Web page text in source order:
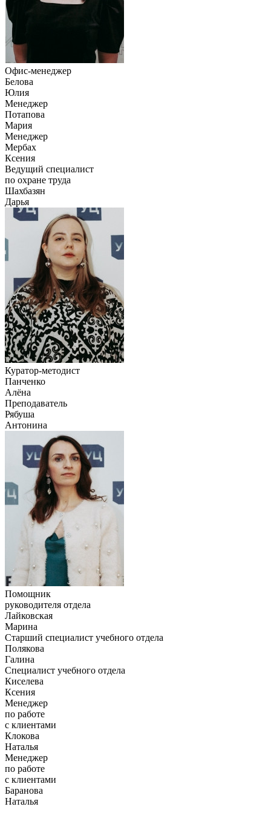
Офис-менеджер
Белова
Юлия
Менеджер
Потапова
Мария
Менеджер
Мербах
Ксения
Ведущий специалист
по охране труда
Шахбазян
Дарья
Куратор-методист
Панченко
Алёна
Преподаватель
Рябуша
Антонина
Помощник
руководителя отдела
Лайковская
Марина
Старший специалист учебного отдела
Полякова
Галина
Специалист учебного отдела
Киселева
Ксения
Менеджер
по работе
с клиентами
Клокова
Наталья
Менеджер
по работе
с клиентами
Баранова
Наталья